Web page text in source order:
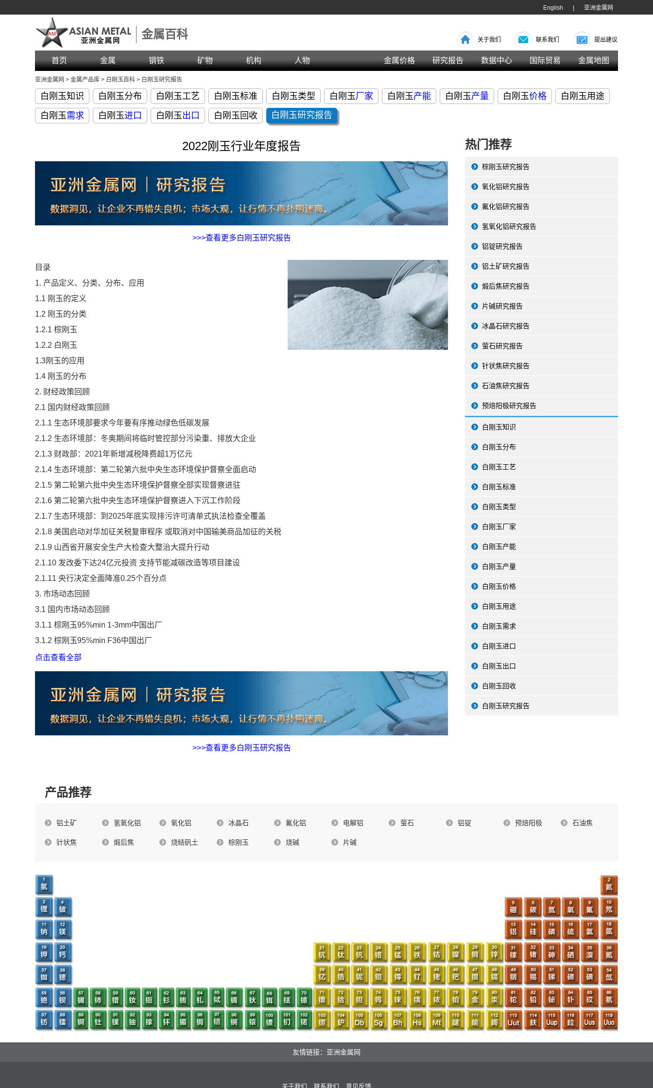
亚洲金属网
English
金属百科 关于我们 联系我们 提出建议
首页 金属 钢铁 矿物 机构 人物 金属价格 研究报告 数据中心 国际贸易 金属地图
亚洲金属网 > 金属产品库 > 白刚玉百科 > 白刚玉研究报告
白刚玉知识 白刚玉分布 白刚玉工艺 白刚玉标准 白刚玉类型 白刚玉厂家 白刚玉产能 白刚玉产量 白刚玉价格
白刚玉用途
白刚玉需求 白刚玉进口 白刚玉出口 白刚玉回收 白刚玉研究报告
2022刚玉行业年度报告
>>>查看更多白刚玉研究报告
目录
1. 产品定义、分类、分布、应用
1.1 刚玉的定义
1.2 刚玉的分类
1.2.1 棕刚玉
1.2.2 白刚玉
1.3刚玉的应用
1.4 刚玉的分布
2. 财经政策回顾
2.1 国内财经政策回顾
2.1.1 生态环境部要求今年要有序推动绿色低碳发展
2.1.2 生态环境部：冬奥期间将临时管控部分污染重、排放大企业
2.1.3 财政部：2021年新增减税降费超1万亿元
2.1.4 生态环境部：第二轮第六批中央生态环境保护督察全面启动
2.1.5 第二轮第六批中央生态环境保护督察全部实现督察进驻
2.1.6 第二轮第六批中央生态环境保护督察进入下沉工作阶段
2.1.7 生态环境部：到2025年底实现排污许可清单式执法检查全覆盖
2.1.8 美国启动对华加征关税复审程序 或取消对中国输美商品加征的关税
2.1.9 山西省开展安全生产大检查大整治大提升行动
2.1.10 发改委下达24亿元投资 支持节能减碳改造等项目建设
2.1.11 央行决定全面降准0.25个百分点
3. 市场动态回顾
3.1 国内市场动态回顾
3.1.1 棕刚玉95%min 1-3mm中国出厂
3.1.2 棕刚玉95%min F36中国出厂
3.1.3 白刚玉99%min 1-3mm中国出厂
3.1.4 白刚玉99%min F36中国出厂
3.2 中国出口市场动态回顾
3.2.1 棕刚玉95%min 1-3mm中国离岸
3.2.2 棕刚玉95%min F36中国离岸
3.2.3白刚玉99%min 1-3mm中国离岸
3.3.2 棕刚玉95%min F36印度出厂
3.3.4 白刚玉95%min 1-3mm鹿特丹仓交
4. 公司动态新闻
4.2 焦作德航耐磨材料停产白刚玉
4.3 洛阳东迈复产棕刚玉
4.4 三门峡电熔刚玉拟减产白刚玉
4.5 山东渤圣拟减产白刚玉
4.6 三门峡明珠电冶拟减产棕刚玉
4.7 平果矿业暂停棕刚玉生产
4.8 茌平浩鑫暂停白刚玉生产
4.9 平陆晋纲停产棕刚玉
4.10 贵州达众停产棕刚玉
4.11 贵州银星将复产棕刚玉
5. 生产商数据分析
5.1 中国棕刚玉生产商数据分析
点击查看全部
>>>查看更多白刚玉研究报告
热门推荐
棕刚玉研究报告
氧化铝研究报告
氟化铝研究报告
氢氧化铝研究报告
铝锭研究报告
铝土矿研究报告
煅后焦研究报告
片碱研究报告
冰晶石研究报告
萤石研究报告
针状焦研究报告
石油焦研究报告
预焙阳极研究报告
白刚玉知识
白刚玉分布
白刚玉工艺
白刚玉标准
白刚玉类型
白刚玉厂家
白刚玉产能
白刚玉产量
白刚玉价格
白刚玉用途
白刚玉需求
白刚玉进口
白刚玉出口
白刚玉回收
白刚玉研究报告
产品推荐
铝土矿 氢氧化铝 氧化铝 冰晶石 氟化铝 电解铝 萤石 铝锭 预焙阳极 石油焦
针状焦 煅后焦 烧结矾土 棕刚玉 烧碱 片碱
友情链接：亚洲金属网
关于我们 联系我们 意见反馈